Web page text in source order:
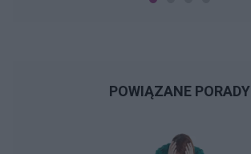
POWIĄZANE PORADY